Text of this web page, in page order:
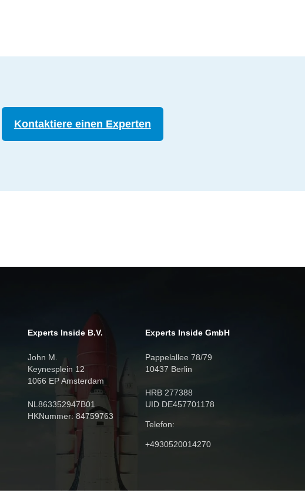
Kontaktiere einen Experten
Experts Inside B.V.
John M.
Keynesplein 12
1066 EP Amsterdam
NL863352947B01
HKNummer: 84759763
Experts Inside GmbH
Pappelallee 78/79
10437 Berlin
HRB 277388
UID DE457701178
Telefon:
+4930520014270